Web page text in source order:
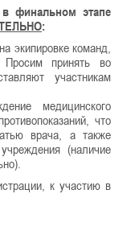
финальном этапе
:
экипировке команд,
Просим принять во
участникам
медицинского
что
врача, а также
(наличие
к участию в